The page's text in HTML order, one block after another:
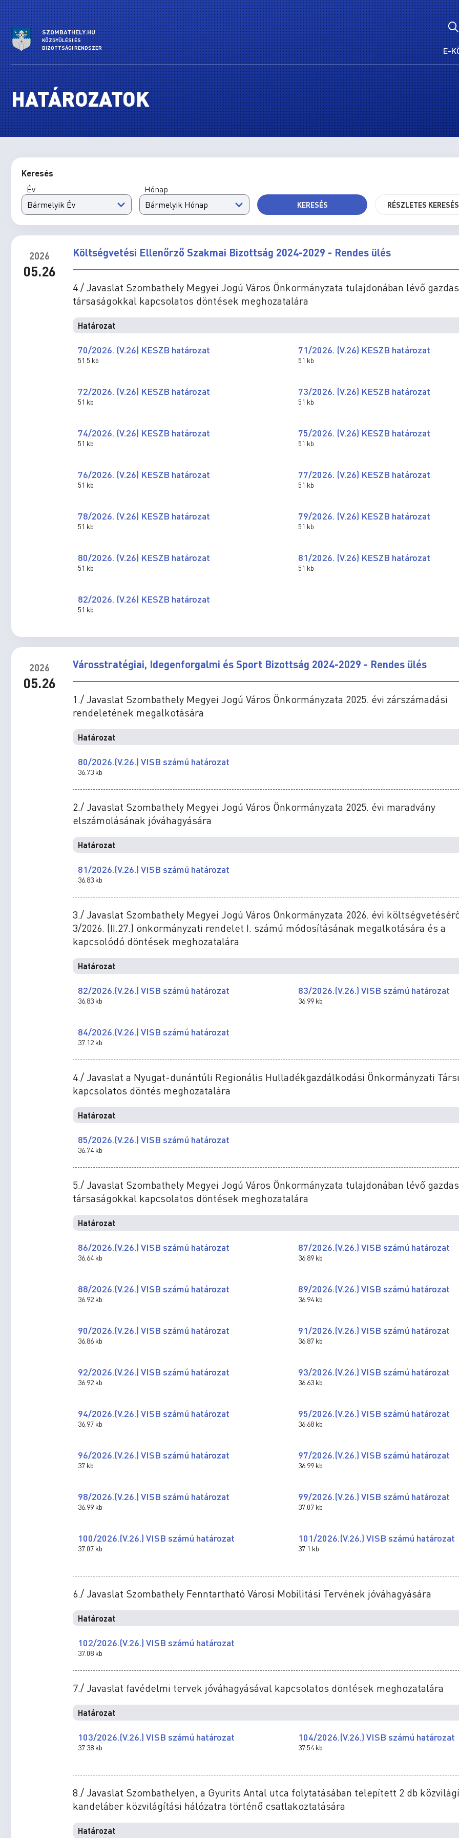
SZOMBATHELY.HU
KÖZGYŰLÉSI ÉS
BIZOTTSÁGI RENDSZER
E-
HATÁROZATOK
Keresés
Év
Hónap
KERESÉS RÉSZLETES
2026
05.26
Költségvetési Ellenőrző Szakmai Bizottság 2024-2029 - Rendes ülés
4./ Javaslat Szombathely Megyei Jogú Város Önkormányzata tulajdonában lévő
társaságokkal kapcsolatos döntések meghozatalára
Határozat
70/2026. (V.26) KESZB határozat
51.5 kb
71/2026. (V.26) KESZB határozat
51 kb
72/2026. (V.26) KESZB határozat
51 kb
73/2026. (V.26) KESZB határozat
51 kb
74/2026. (V.26) KESZB határozat
51 kb
75/2026. (V.26) KESZB határozat
51 kb
76/2026. (V.26) KESZB határozat
51 kb
77/2026. (V.26) KESZB határozat
51 kb
78/2026. (V.26) KESZB határozat
51 kb
79/2026. (V.26) KESZB határozat
51 kb
80/2026. (V.26) KESZB határozat
51 kb
81/2026. (V.26) KESZB határozat
51 kb
82/2026. (V.26) KESZB határozat
51 kb
2026
05.26
Városstratégiai, Idegenforgalmi és Sport Bizottság 2024-2029 - Rendes ülés
1./ Javaslat Szombathely Megyei Jogú Város Önkormányzata 2025. évi zárszámadási
rendeletének megalkotására
Határozat
80/2026.(V.26.) VISB számú határozat
36.73 kb
2./ Javaslat Szombathely Megyei Jogú Város Önkormányzata 2025. évi maradvány
elszámolásának jóváhagyására
Határozat
81/2026.(V.26.) VISB számú határozat
36.83 kb
3./ Javaslat Szombathely Megyei Jogú Város Önkormányzata 2026. évi
3/2026. (II.27.) önkormányzati rendelet I. számú módosításának megalkotására és a
kapcsolódó döntések meghozatalára
Határozat
82/2026.(V.26.) VISB számú határozat
36.83 kb
83/2026.(V.26.) VISB számú határozat
36.99 kb
84/2026.(V.26.) VISB számú határozat
37.12 kb
4./ Javaslat a Nyugat-dunántúli Regionális Hulladékgazdálkodási Önkormányzati
kapcsolatos döntés meghozatalára
Határozat
85/2026.(V.26.) VISB számú határozat
36.74 kb
5./ Javaslat Szombathely Megyei Jogú Város Önkormányzata tulajdonában lévő
társaságokkal kapcsolatos döntések meghozatalára
Határozat
86/2026.(V.26.) VISB számú határozat
36.64 kb
87/2026.(V.26.) VISB számú határozat
36.89 kb
88/2026.(V.26.) VISB számú határozat
36.92 kb
89/2026.(V.26.) VISB számú határozat
36.94 kb
90/2026.(V.26.) VISB számú határozat
36.86 kb
91/2026.(V.26.) VISB számú határozat
36.87 kb
92/2026.(V.26.) VISB számú határozat
36.92 kb
93/2026.(V.26.) VISB számú határozat
36.63 kb
94/2026.(V.26.) VISB számú határozat
36.97 kb
95/2026.(V.26.) VISB számú határozat
36.68 kb
96/2026.(V.26.) VISB számú határozat
37 kb
97/2026.(V.26.) VISB számú határozat
36.99 kb
98/2026.(V.26.) VISB számú határozat
36.99 kb
99/2026.(V.26.) VISB számú határozat
37.07 kb
100/2026.(V.26.) VISB számú határozat
37.07 kb
101/2026.(V.26.) VISB számú határozat
37.1 kb
6./ Javaslat Szombathely Fenntartható Városi Mobilitási Tervének jóváhagyására
Határozat
102/2026.(V.26.) VISB számú határozat
37.08 kb
7./ Javaslat favédelmi tervek jóváhagyásával kapcsolatos döntések meghozatalára
Határozat
103/2026.(V.26.) VISB számú határozat
37.38 kb
104/2026.(V.26.) VISB számú határozat
37.54 kb
8./ Javaslat Szombathelyen, a Gyurits Antal utca folytatásában telepített 2 db
kandeláber közvilágítási hálózatra történő csatlakoztatására
Határozat